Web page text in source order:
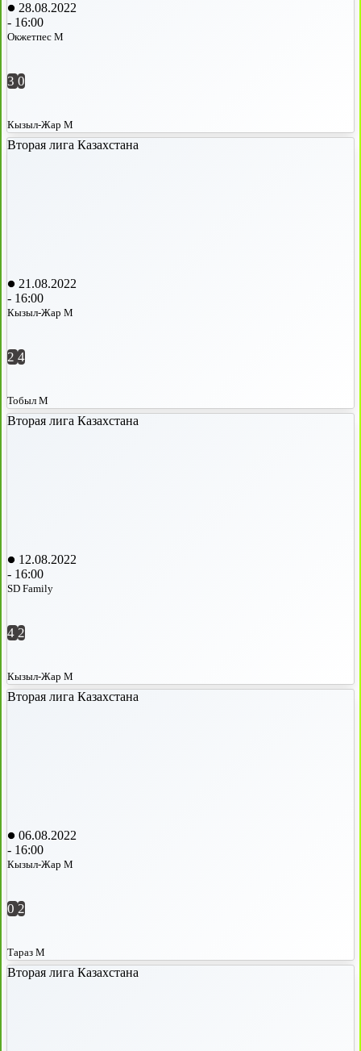
28.08.2022
- 16:00
Окжетпес М
3 0
Кызыл-Жар М
Вторая лига Казахстана
21.08.2022
- 16:00
Кызыл-Жар М
2 4
Тобыл М
Вторая лига Казахстана
12.08.2022
- 16:00
SD Family
4 2
Кызыл-Жар М
Вторая лига Казахстана
06.08.2022
- 16:00
Кызыл-Жар М
0 2
Тараз М
Вторая лига Казахстана